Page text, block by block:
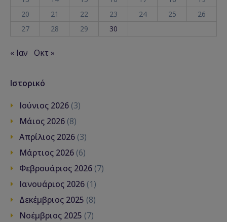
20
21 22 23 24 25
26
27
28 29 30
« Ιαν Οκτ »
Ιστορικό
Ιούνιος 2026 (3)
Μάιος 2026 (8)
Απρίλιος 2026 (3)
Μάρτιος 2026 (6)
Φεβρουάριος 2026 (7)
Ιανουάριος 2026 (1)
Δεκέμβριος 2025 (8)
Νοέμβριος 2025 (7)